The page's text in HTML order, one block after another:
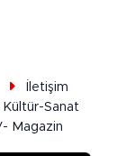
İletişim
Kültür-Sanat
Magazin